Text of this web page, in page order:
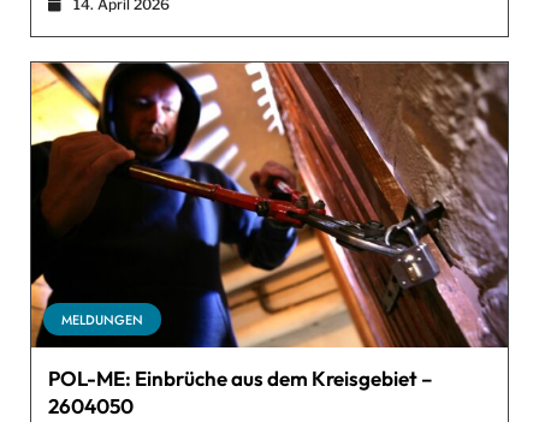
14. April 2026
MELDUNGEN
POL-ME: Einbrüche aus dem Kreisgebiet –
2604050